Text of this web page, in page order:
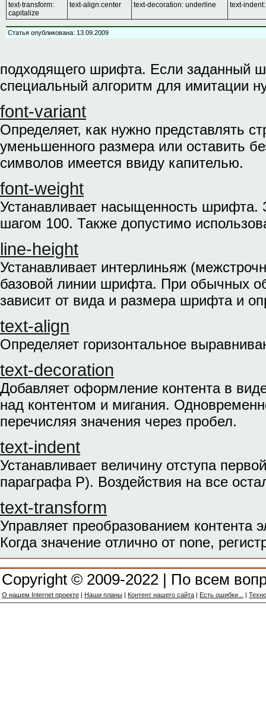
text-transform:
capitalize
text-align:center text-decoration: underline text-
Статья опубликована: 13.09.2009
подходящего шрифта. Если заданный
специальный алгоритм для имитации
font-variant
Определяет, как нужно представлять
уменьшенного размера или оставить
символов имеется ввиду капителью.
font-weight
Устанавливает насыщенность шрифта.
шагом 100. Также допустимо
line-height
Устанавливает интерлиньяж
базовой линии шрифта. При обычных
зависит от вида и размера шрифта и
text-align
Определяет горизонтальное
text-decoration
Добавляет оформление контента в
над контентом и мигания.
перечисляя значения через пробел.
text-indent
Устанавливает величину отступа
параграфа P). Воздействия на все
text-transform
Управляет преобразованием
Когда значение отлично от none,
Copyright © 2009-2022 | По всем
О нашем Internet проекте | Наши планы | Контент нашего сайта | Есть ошибки... |